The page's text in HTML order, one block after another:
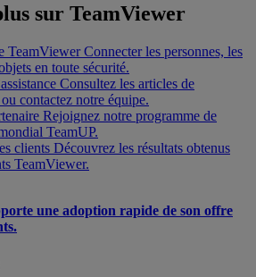
sur TeamViewer
TeamViewer Connecter les personnes, les
en toute sécurité.
Consultez les articles de
ou contactez notre équipe.
Rejoignez notre programme de
TeamUP.
clients Découvrez les résultats obtenus
TeamViewer.
une adoption rapide de son offre